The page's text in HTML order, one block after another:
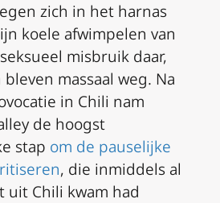
zich in het harnas
koele afwimpelen van
misbruik daar,
massaal weg. Na
in Chili nam
de hoogst
stap om de pauselijke
, die inmiddels al
uit Chili kwam had